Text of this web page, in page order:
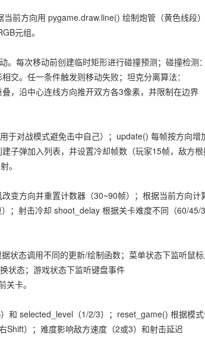
前方向用 pygame.draw.line() 绘制炮管（黄色线段）
元组。
每次移动前创建临时矩形进行碰撞预测；碰撞检测：
交。任一条件触发则移动失败；坦克分离算法：
，沿中心连线方向推开双方各3像素，并限制在边界
于对战模式避免击中自己）；update() 每帧按方向增
子弹加入列表，并设置冷却帧数（玩家15帧，敌方
。
变方向并重置计数器（30~90帧）；根据当前方向计
；射击冷却 shoot_delay 根据关卡难度不同（60/45/
状态调用不同的更新/绘制函数；菜单状态下监听鼠
状态；游戏状态下监听键盘事件
卡。
和 selected_level（1/2/3）；reset_game() 根据模
Shift）；难度影响敌方速度（2或3）和射击延迟